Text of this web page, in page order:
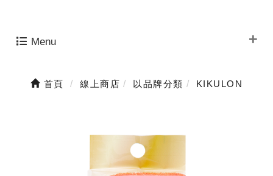
Menu
首頁 線上商店 以品牌分類 KIKULON